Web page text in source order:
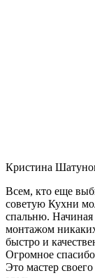
Кристина
Всем, кто еще
советую Кухни
спальню. Начиная
монтажом
быстро и
Огромное
Это мастер